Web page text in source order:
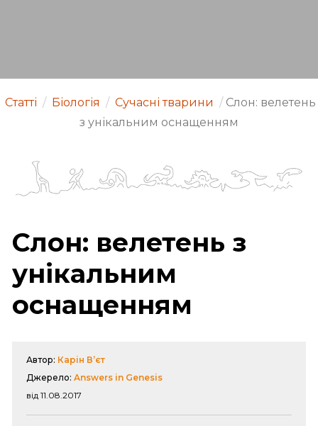
Статті / Біологія / Сучасні тварини / Слон: велетень
з унікальним оснащенням
Слон: велетень з
унікальним
оснащенням
Автор: Карін В’єт
Джерело: Answers in Genesis
від 11.08.2017